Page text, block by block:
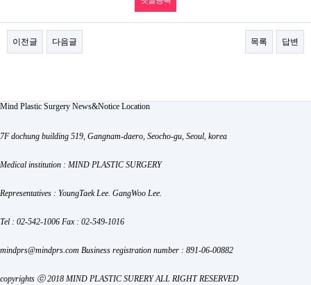
이전글 다음글 목록 답변
Mind Plastic Surgery News&Notice Location
7F dochung building 519, Gangnam-daero, Seocho-gu, Seoul, korea
Medical institution : MIND PLASTIC SURGERY
Representatives : YoungTaek Lee. GangWoo Lee.
Tel : 02-542-1006 Fax : 02-549-1016
mindprs@mindprs.com Business registration number : 891-06-00882
copyrights ⓒ 2018 MIND PLASTIC SURERY ALL RIGHT RESERVED